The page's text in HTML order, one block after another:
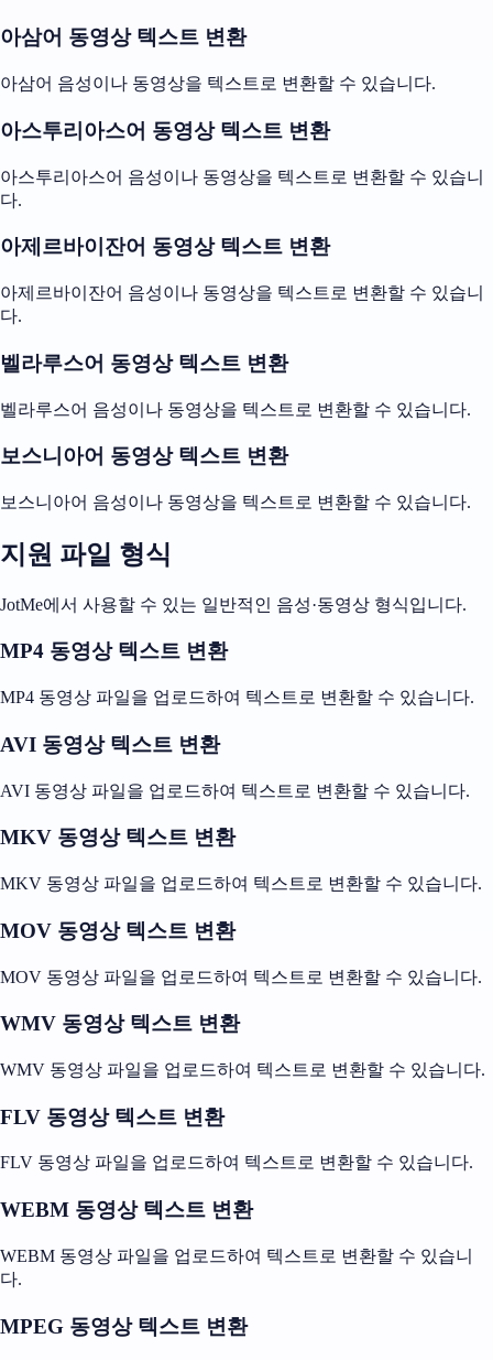
아삼어 동영상 텍스트 변환
아삼어 음성이나 동영상을 텍스트로 변환할 수 있습니다.
아스투리아스어 동영상 텍스트 변환
아스투리아스어 음성이나 동영상을 텍스트로 변환할 수 있습니
다.
아제르바이잔어 동영상 텍스트 변환
아제르바이잔어 음성이나 동영상을 텍스트로 변환할 수 있습니
다.
벨라루스어 동영상 텍스트 변환
벨라루스어 음성이나 동영상을 텍스트로 변환할 수 있습니다.
보스니아어 동영상 텍스트 변환
보스니아어 음성이나 동영상을 텍스트로 변환할 수 있습니다.
지원 파일 형식
JotMe에서 사용할 수 있는 일반적인 음성·동영상 형식입니다.
MP4 동영상 텍스트 변환
MP4 동영상 파일을 업로드하여 텍스트로 변환할 수 있습니다.
AVI 동영상 텍스트 변환
AVI 동영상 파일을 업로드하여 텍스트로 변환할 수 있습니다.
MKV 동영상 텍스트 변환
MKV 동영상 파일을 업로드하여 텍스트로 변환할 수 있습니다.
MOV 동영상 텍스트 변환
MOV 동영상 파일을 업로드하여 텍스트로 변환할 수 있습니다.
WMV 동영상 텍스트 변환
WMV 동영상 파일을 업로드하여 텍스트로 변환할 수 있습니다.
FLV 동영상 텍스트 변환
FLV 동영상 파일을 업로드하여 텍스트로 변환할 수 있습니다.
WEBM 동영상 텍스트 변환
WEBM 동영상 파일을 업로드하여 텍스트로 변환할 수 있습니
다.
MPEG 동영상 텍스트 변환